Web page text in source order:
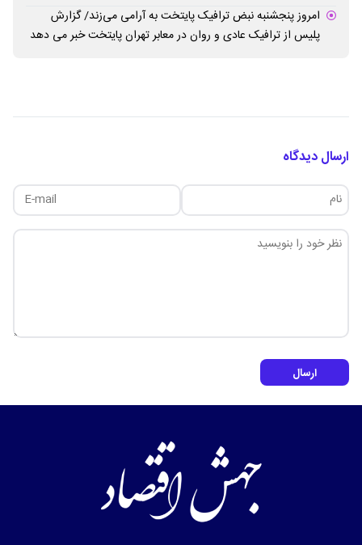
امروز پنجشنبه نبض ترافیک پایتخت به آرامی می‌زند/ گزارش
پلیس از ترافیک عادی و روان در معابر تهران پایتخت خبر می دهد
ارسال دیدگاه
ارسال